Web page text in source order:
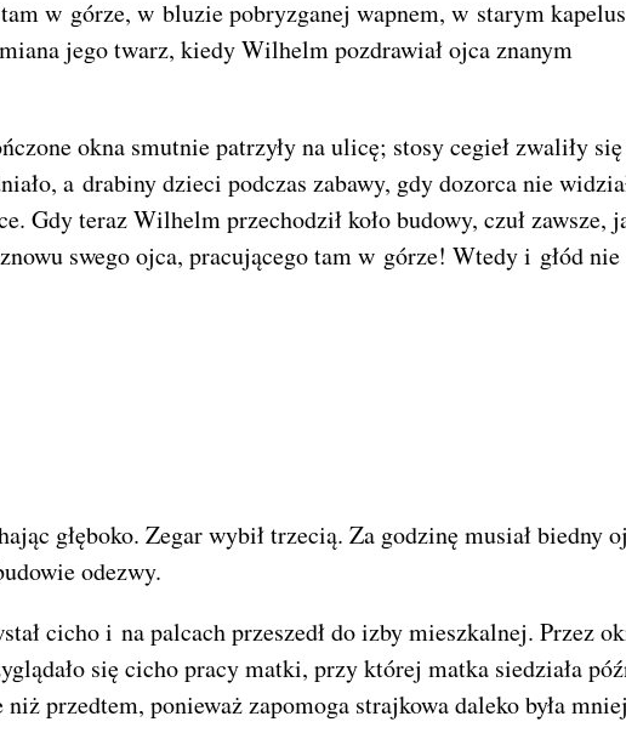
w górze, w bluzie pobryzganej wapnem, w starym
jego twarz, kiedy Wilhelm pozdrawiał ojca znanym
okna smutnie patrzyły na ulicę; stosy cegieł zwaliły
a drabiny dzieci podczas zabawy, gdy dozorca nie
Gdy teraz Wilhelm przechodził koło budowy, czuł zawsze,
swego ojca, pracującego tam w górze! Wtedy i głód nie
głęboko. Zegar wybił trzecią. Za godzinę musiał biedny
odezwy.
cicho i na palcach przeszedł do izby mieszkalnej. Przez
się cicho pracy matki, przy której matka siedziała
przedtem, ponieważ zapomoga strajkowa daleko była